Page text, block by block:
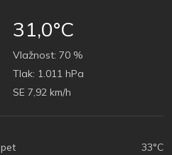
31,0°C
Vlažnost: 70 %
Tlak: 1.011 hPa
SE 7,92 km/h
pet 33°C